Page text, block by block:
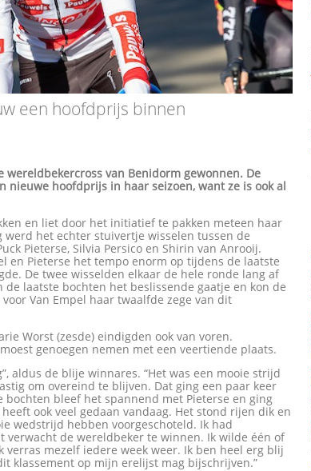
een hoofdprijs binnen
wereldbekercross van Benidorm gewonnen. De
nieuwe hoofdprijs in haar seizoen, want ze is ook al
en liet door het initiatief te pakken meteen haar
het echter stuivertje wisselen tussen de
Pieterse, Silvia Persico en Shirin van Anrooij.
en Pieterse het tempo enorm op tijdens de laatste
De twee wisselden elkaar de hele ronde lang af
de laatste bochten het beslissende gaatje en kon de
Van Empel haar twaalfde zege van dit
Worst (zesde) eindigden ook van voren.
genoegen nemen met een veertiende plaats.
aldus de blije winnares. “Het was een mooie strijd
om overeind te blijven. Dat ging een paar keer
bochten bleef het spannend met Pieterse en ging
ook veel gedaan vandaag. Het stond rijen dik en
wedstrijd hebben voorgeschoteld. Ik had
verwacht de wereldbeker te winnen. Ik wilde één of
mezelf iedere week weer. Ik ben heel erg blij
klassement op mijn erelijst mag bijschrijven.”